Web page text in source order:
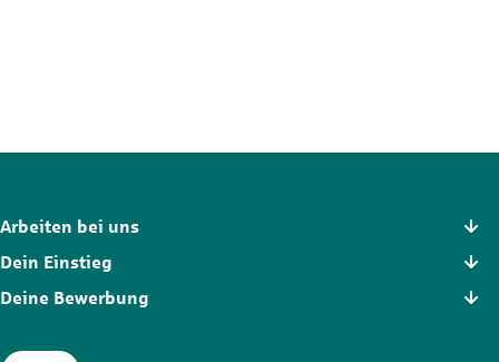
Arbeiten bei uns
Dein Einstieg
Deine Bewerbung